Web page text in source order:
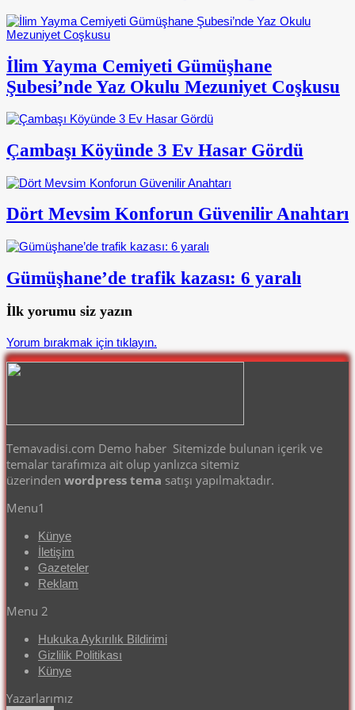
İlim Yayma Cemiyeti Gümüşhane
Şubesi’nde Yaz Okulu Mezuniyet Coşkusu
Çambaşı Köyünde 3 Ev Hasar Gördü
Dört Mevsim Konforun Güvenilir Anahtarı
Gümüşhane’de trafik kazası: 6 yaralı
İlk yorumu siz yazın
Yorum bırakmak için tıklayın.
Temavadisi.com Demo haber Sitemizde bulunan içerik ve
temalar tarafımıza ait olup yanlızca sitemiz
üzerinden wordpress tema satışı yapılmaktadır.
Menu1
Künye
İletişim
Gazeteler
Reklam
Menu 2
Hukuka Aykırılık Bildirimi
Gizlilik Politikası
Künye
Yazarlarımız